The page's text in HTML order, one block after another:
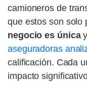
camioneros de
que estos son solo
negocio es única
aseguradoras
calificación. Cada
impacto